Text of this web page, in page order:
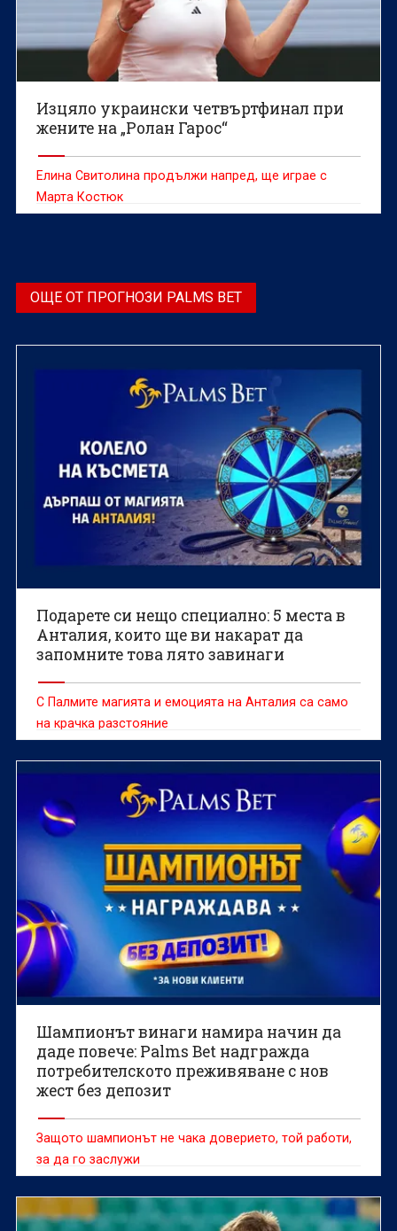
Изцяло украински четвъртфинал при
жените на „Ролан Гарос“
Eлина Свитолина продължи напред, ще играе с
Марта Костюк
ОЩЕ ОТ ПРОГНОЗИ PALMS BET
Подарете си нещо специално: 5 места в
Анталия, които ще ви накарат да
запомните това лято завинаги
С Палмите магията и емоцията на Анталия са само
на крачка разстояние
Шампионът винаги намира начин да
даде повече: Palms Bet надгражда
потребителското преживяване с нов
жест без депозит
Защото шампионът не чака доверието, той работи,
за да го заслужи